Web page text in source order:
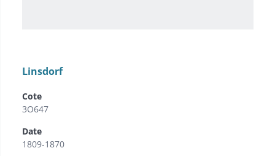
Linsdorf
Cote
3O647
Date
1809-1870